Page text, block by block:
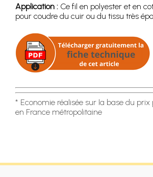
Application : Ce fil en polyester et en
pour coudre du cuir ou du tissu très
* Economie réalisée sur la base du prix
en France métropolitaine